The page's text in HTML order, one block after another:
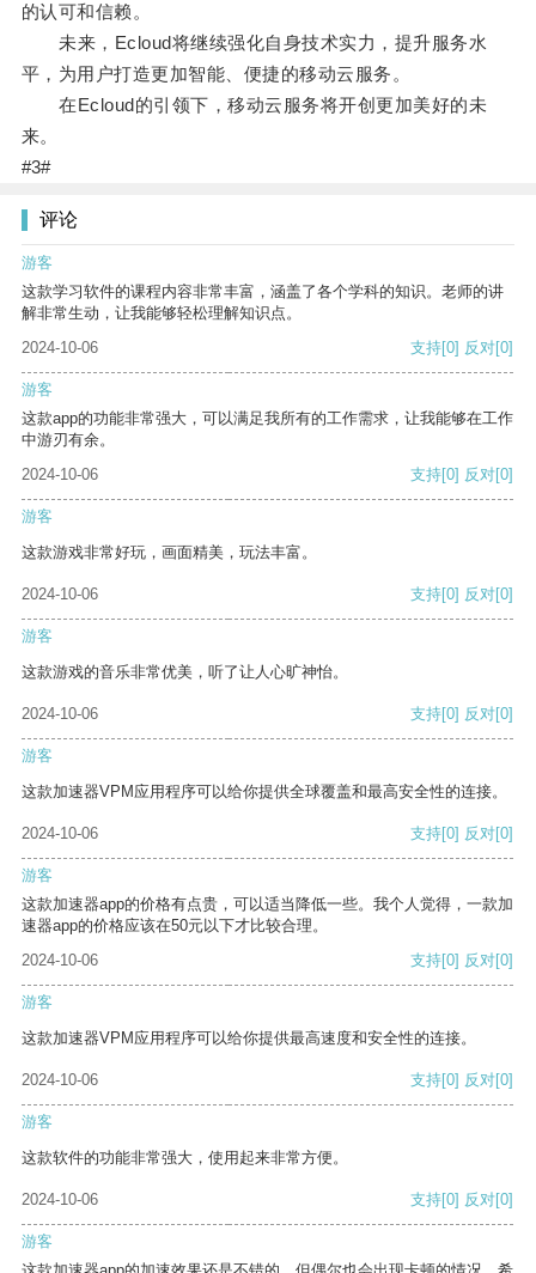
的认可和信赖。
未来，Ecloud将继续强化自身技术实力，提升服务水
平，为用户打造更加智能、便捷的移动云服务。
在Ecloud的引领下，移动云服务将开创更加美好的未
来。
#3#
评论
游客
这款学习软件的课程内容非常丰富，涵盖了各个学科的知识。老师的讲
解非常生动，让我能够轻松理解知识点。
2024-10-06
支持[0] 反对[0]
游客
这款app的功能非常强大，可以满足我所有的工作需求，让我能够在工作
中游刃有余。
2024-10-06
支持[0] 反对[0]
游客
这款游戏非常好玩，画面精美，玩法丰富。
2024-10-06 支持[0] 反对[0]
游客
这款游戏的音乐非常优美，听了让人心旷神怡。
2024-10-06 支持[0] 反对[0]
游客
这款加速器VPM应用程序可以给你提供全球覆盖和最高安全性的连接。
2024-10-06 支持[0] 反对[0]
游客
这款加速器app的价格有点贵，可以适当降低一些。我个人觉得，一款加
速器app的价格应该在50元以下才比较合理。
2024-10-06
支持[0] 反对[0]
游客
这款加速器VPM应用程序可以给你提供最高速度和安全性的连接。
2024-10-06 支持[0] 反对[0]
游客
这款软件的功能非常强大，使用起来非常方便。
2024-10-06 支持[0] 反对[0]
游客